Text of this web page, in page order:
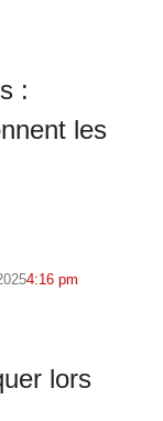
:
les
4:16 pm
lors